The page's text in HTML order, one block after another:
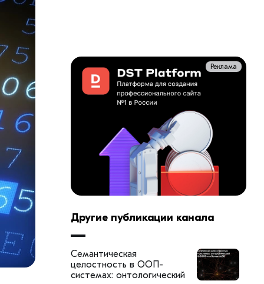
Реклама
Другие публикации канала
Семантическая
целостность в ООП-
системах: онтологический